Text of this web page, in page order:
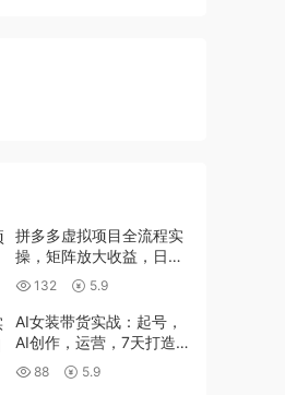
拼多多虚拟项目全流程实
操，矩阵放大收益，日入
1K 可复制
132 5.9
AI女装带货实战：起号，
AI创作，运营，7天打造
盈利账号，单月带货佣金
过万
88 5.9